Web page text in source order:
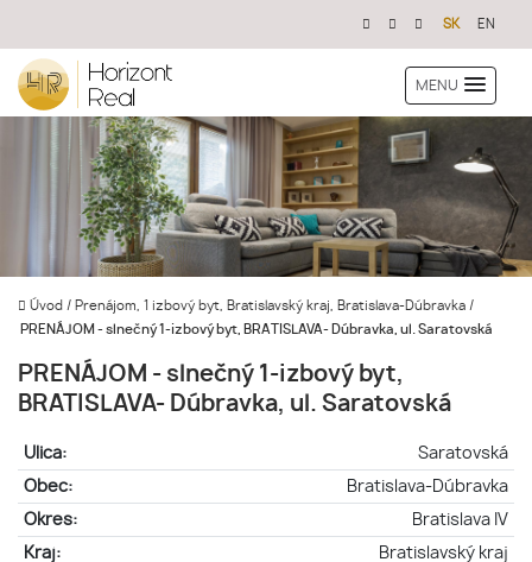
SK EN
MENU
Úvod / Prenájom, 1 izbový byt, Bratislavský kraj, Bratislava-Dúbravka /
PRENÁJOM - slnečný 1-izbový byt, BRATISLAVA- Dúbravka, ul. Saratovská
PRENÁJOM - slnečný 1-izbový byt,
BRATISLAVA- Dúbravka, ul. Saratovská
Ulica:
Saratovská
Obec:
Bratislava-Dúbravka
Okres:
Bratislava IV
Kraj:
Bratislavský kraj